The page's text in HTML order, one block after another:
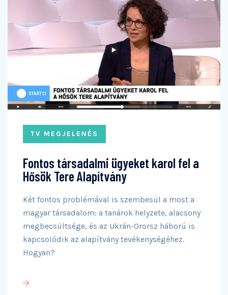
TV MEGJELENÉS
Fontos társadalmi ügyeket karol fel a
Hősök Tere Alapítvány
Két fontos problémával is szembesül a most a
magyar társadalom: a tanárok helyzete, alacsony
megbecsültsége, és az Ukrán-Ororsz háború is
kapcsolódik az alapítvány tevékenységéhez.
Hogyan?